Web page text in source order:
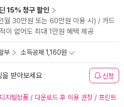
15% 청구 할인
월 30만원 또는 60만원 이용 시) / 카드
이 없어도 최대 1만원 혜택 제공
부 소득공제 1,160원
을 받아보세요 신청
지털상품 / 다운로드 후 이용 권장 / 프린트